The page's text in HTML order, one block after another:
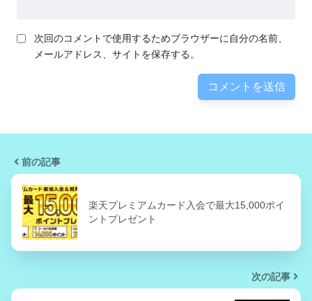
次回のコメントで使用するためブラウザーに自分の名前、
メールアドレス、サイトを保存する。
前の記事
楽天プレミアムカード入会で最大15,000ポイ
ントプレゼント
次の記事